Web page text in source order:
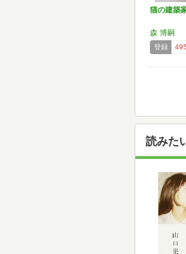
猫の建築
森 博嗣
登録 495
読みた